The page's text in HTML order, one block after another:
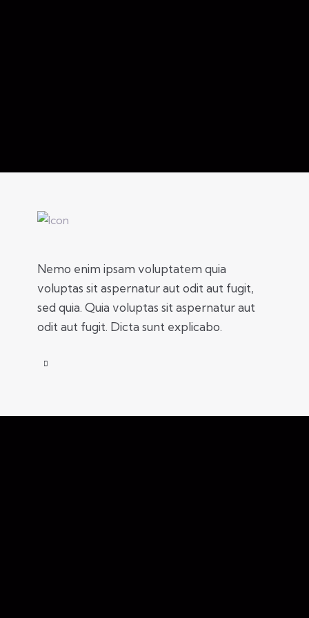
Nemo enim ipsam voluptatem quia
voluptas sit aspernatur aut odit aut fugit,
sed quia. Quia voluptas sit aspernatur aut
odit aut fugit. Dicta sunt explicabo.